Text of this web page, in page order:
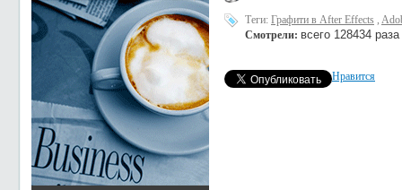
Теги: Графити в After Effects ,
Смотрели: всего 128434 раза
Нравится